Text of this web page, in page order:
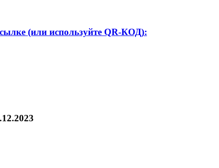
(или используйте QR-КОД):